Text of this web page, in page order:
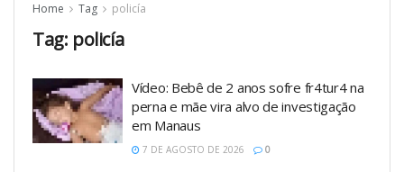
Home Tag policía
Tag: policía
Vídeo: Bebê de 2 anos sofre fr4tur4 na
perna e mãe vira alvo de investigação
em Manaus
7 DE AGOSTO DE 2026 0